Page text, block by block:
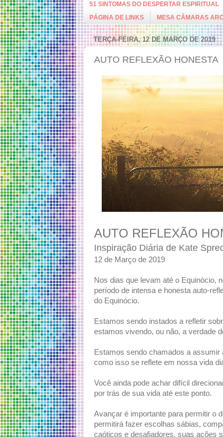
51 SINTOMAS DO DESPERTAR ESPIRITUAL
PÁGINA DE LINKS
MESA CÂMARAS
TERÇA-FEIRA, 12 DE MARÇO DE 2019
AUTO REFLEXÃO HONESTA
AUTO REFLEXÃO
Inspiração Diária de Kate
12 de Março de 2019
Nos dias que levam até o Equinócio,
período de intensa e honesta auto-
do Equinócio.
Estamos sendo instados a refletir
estamos vivendo, ou não, a verdade
Estamos sendo chamados a
como isso se reflete em nossa vida
Você ainda pode achar difícil
por trás de sua vida até este ponto.
Avançar é importante para permitir o
permitirá fazer escolhas sábias,
caóticos e desafiadores, suas ações